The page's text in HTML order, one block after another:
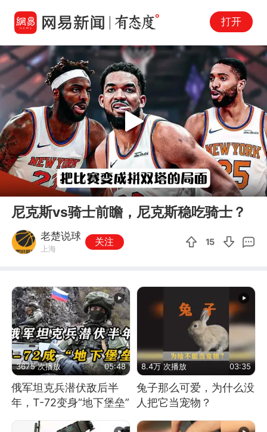
打开
00:00 05:20
Play
尼克斯vs骑士前瞻，尼克斯稳吃骑士？
老楚说球
上海
关注 15
3675 次播放 05:48
俄军坦克兵潜伏敌后半
年，T-72变身“地下堡垒”
8.4万 次播放 03:35
兔子那么可爱，为什么没
人把它当宠物？